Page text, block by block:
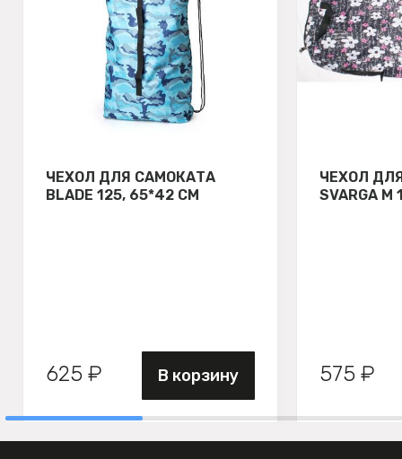
ЧЕХОЛ ДЛЯ САМОКАТА
BLADE 125, 65*42 СМ
625 ₽ В корзину
ЧЕХОЛ
SVARGA М
575 ₽